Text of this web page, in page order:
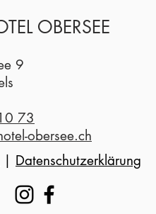
OBERSEE
9
73
obersee.ch
| Datenschutzerklärung